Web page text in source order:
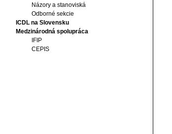
Názory a stanoviská
Odborné sekcie
ICDL na Slovensku
Medzinárodná spolupráca
IFIP
CEPIS